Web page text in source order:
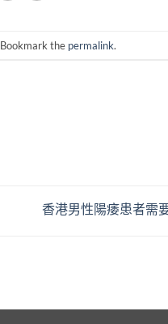
the permalink.
香港男性陽痿患者需